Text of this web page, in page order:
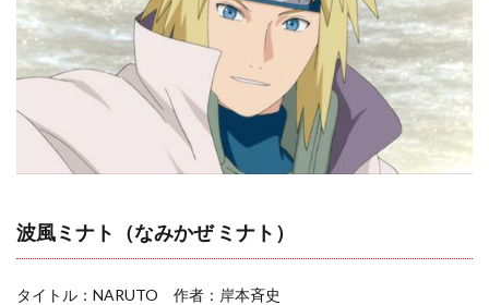
ト）
2
【NARUTO】
波風ミナトの
名言・名セリ
波風ミナト（なみかぜ ミナト）
タイトル：NARUTO 作者：岸本斉史